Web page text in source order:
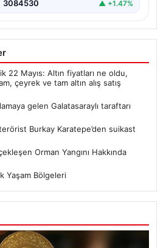
3084530 ▲ +1.47%
22 Mayıs: Altın fiyatları ne oldu,
çeyrek ve tam altın alış satış
gelen Galatasaraylı taraftarı
Burkay Karatepe’den suikast
Orman Yangını Hakkında
Yaşam Bölgeleri